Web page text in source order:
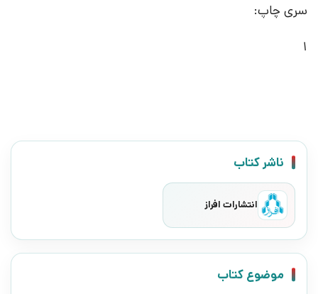
سری چاپ:
1
ناشر کتاب
انتشارات افراز
موضوع کتاب